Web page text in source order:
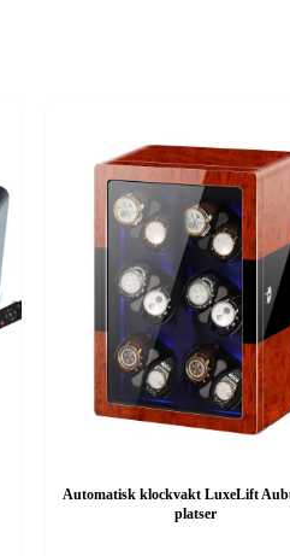
Automatisk klockvakt LuxeLift
platser